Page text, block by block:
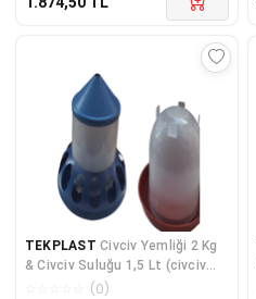
TEKPLAST Civciv Yemliği 2 Kg
& Civciv Suluğu 1,5 Lt (civciv
Keklik, Bıldırcın Ve Diğer Kanatlı
(0)